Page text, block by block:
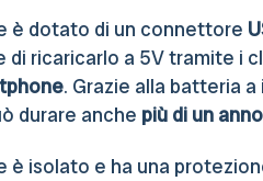
è dotato di un connettore
di ricaricarlo a 5V tramite i
. Grazie alla batteria
durare anche più di un anno
è isolato e ha una